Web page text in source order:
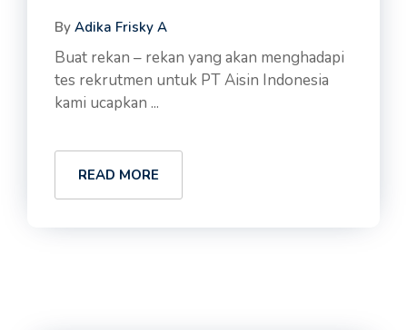
By Adika Frisky A
Buat rekan – rekan yang akan menghadapi
tes rekrutmen untuk PT Aisin Indonesia
kami ucapkan ...
READ MORE